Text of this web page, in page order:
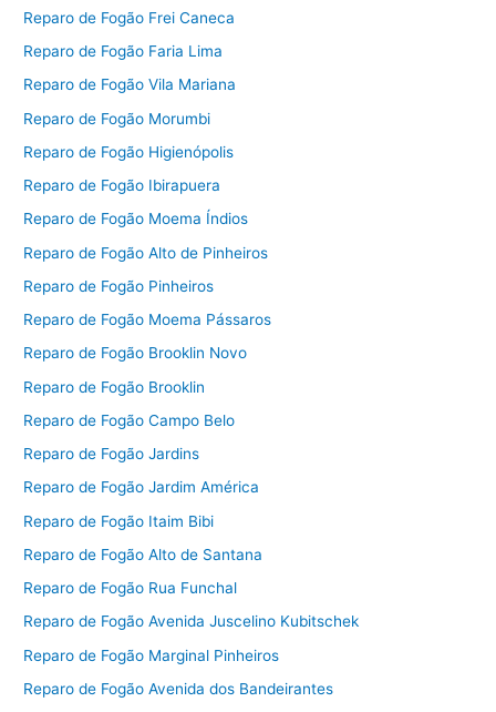
Reparo de Fogão Frei Caneca
Reparo de Fogão Faria Lima
Reparo de Fogão Vila Mariana
Reparo de Fogão Morumbi
Reparo de Fogão Higienópolis
Reparo de Fogão Ibirapuera
Reparo de Fogão Moema Índios
Reparo de Fogão Alto de Pinheiros
Reparo de Fogão Pinheiros
Reparo de Fogão Moema Pássaros
Reparo de Fogão Brooklin Novo
Reparo de Fogão Brooklin
Reparo de Fogão Campo Belo
Reparo de Fogão Jardins
Reparo de Fogão Jardim América
Reparo de Fogão Itaim Bibi
Reparo de Fogão Alto de Santana
Reparo de Fogão Rua Funchal
Reparo de Fogão Avenida Juscelino Kubitschek
Reparo de Fogão Marginal Pinheiros
Reparo de Fogão Avenida dos Bandeirantes